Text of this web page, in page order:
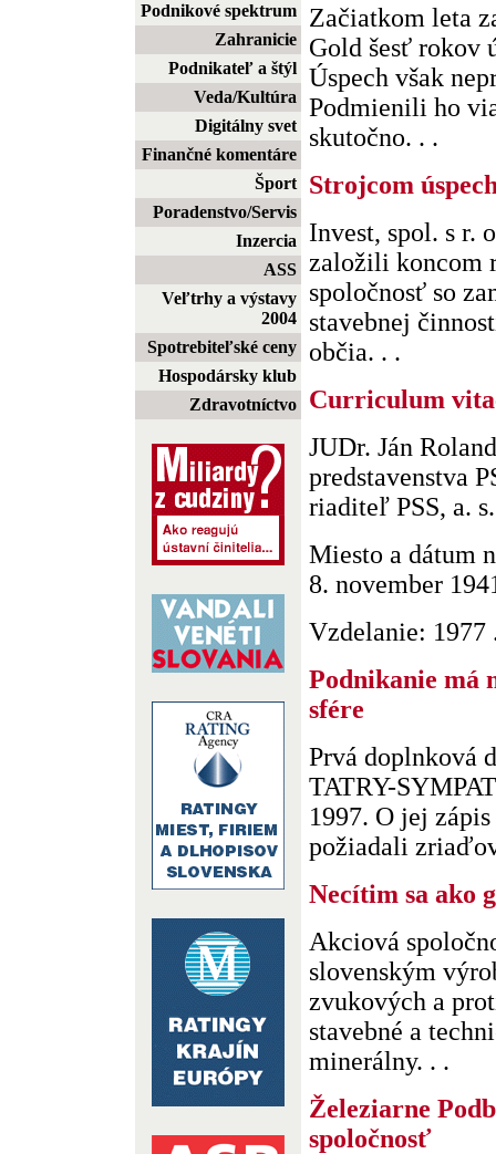
Podnikové spektrum
Zahranicie
Podnikateľ a štýl
Veda/Kultúra
Digitálny svet
Finančné komentáre
Šport
Poradenstvo/Servis
Inzercia
ASS
Veľtrhy a výstavy
2004
Spotrebiteľské ceny
Hospodársky klub
Zdravotníctvo
Začiatkom leta
Gold šesť rokov
Úspech však
Podmienili ho
skutočno. . .
Strojcom
Invest, spol. s r.
založili koncom
spoločnosť so
stavebnej
občia. . .
Curriculum
JUDr. Ján
predstavenstva
riaditeľ PSS, a. s.
Miesto a dátum
8. november
Vzdelanie: 1977
Podnikanie má
sfére
Prvá doplnková
TATRY-
1997. O jej
požiadali
Necítim sa ako
Akciová
slovenským
zvukových a
stavebné a
minerálny. . .
Železiarne
spoločnosť